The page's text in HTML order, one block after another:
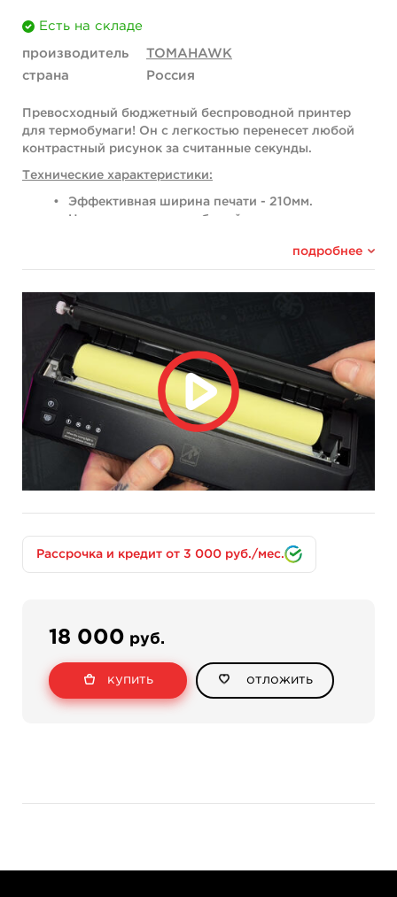
Есть на складе
производитель
TOMAHAWK
страна
Россия
Превосходный бюджетный беспроводной принтер
для термобумаги! Он с легкостью перенесет любой
контрастный рисунок за считанные секунды.
Технические характеристики:
Эффективная ширина печати - 210мм.
Цвет печати - черно-белый.
Подключение - USB Type C + Bluetooth.
Емкость аккумулятора - 2500мАч.
Время работы - до 300 печатей.
Размеры принтера: 270х95х53мм.
Габариты в упаковке: 34 х 13.5 х 6,5 см
Принтер работает с Android, iOS и Windows.
Встроенная поддержка нескольких устройств
позволяет разместить принтер в студии и каждый
мастер сможет распечатать свою работу буквально с
телефона или планшета.
Как работать с принтером:
кальку с трансферной бумаги;
Аккуратно вставьте бумагу печатной стороной
Само изображение переносится на белый лист
при помощи красящего вещества, находящегося
на слое-пленке;
Распечатайте изображение удобным для вас
способом.
подробнее
Рассрочка и кредит от 3 000 руб./мес.
18 000 руб.
купить отложить